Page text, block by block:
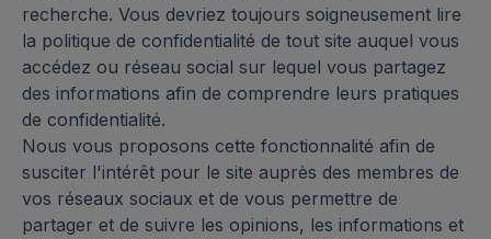
recherche. Vous devriez toujours soigneusement lire
la politique de confidentialité de tout site auquel vous
accédez ou réseau social sur lequel vous partagez
des informations afin de comprendre leurs pratiques
de confidentialité.
Nous vous proposons cette fonctionnalité afin de
susciter l'intérêt pour le site auprès des membres de
vos réseaux sociaux et de vous permettre de
partager et de suivre les opinions, les informations et